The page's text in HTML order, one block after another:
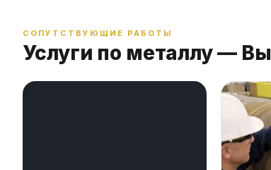
СОПУТСТВУЮЩИЕ РАБОТЫ
Услуги по металлу —